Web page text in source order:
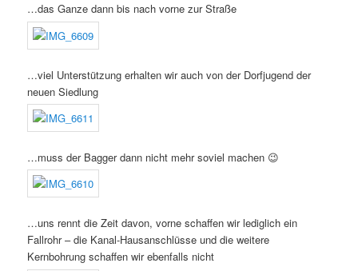
…das Ganze dann bis nach vorne zur Straße
…viel Unterstützung erhalten wir auch von der Dorfjugend der
neuen Siedlung
…muss der Bagger dann nicht mehr soviel machen 😉
…uns rennt die Zeit davon, vorne schaffen wir lediglich ein
Fallrohr – die Kanal-Hausanschlüsse und die weitere
Kernbohrung schaffen wir ebenfalls nicht